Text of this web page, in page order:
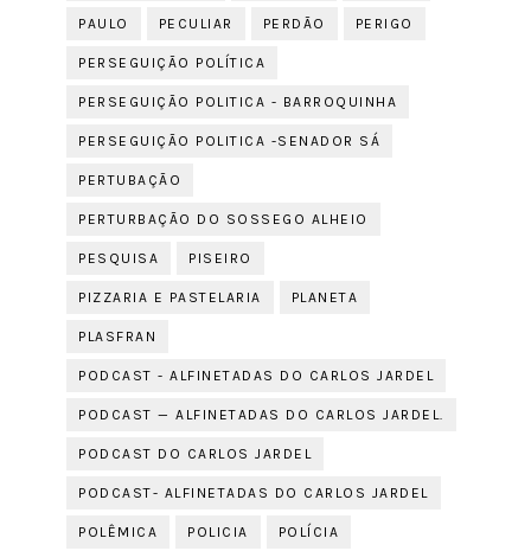
PAULO PECULIAR PERDÃO PERIGO
PERSEGUIÇÃO POLÍTICA
PERSEGUIÇÃO POLITICA - BARROQUINHA
PERSEGUIÇÃO POLITICA -SENADOR SÁ
PERTUBAÇÃO
PERTURBAÇÃO DO SOSSEGO ALHEIO
PESQUISA PISEIRO
PIZZARIA E PASTELARIA PLANETA
PLASFRAN
PODCAST - ALFINETADAS DO CARLOS JARDEL
PODCAST — ALFINETADAS DO CARLOS JARDEL.
PODCAST DO CARLOS JARDEL
PODCAST- ALFINETADAS DO CARLOS JARDEL
POLÊMICA POLICIA POLÍCIA